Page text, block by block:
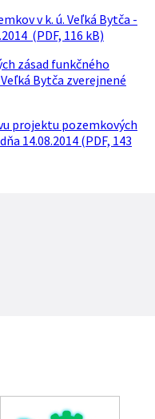
v k. ú. Veľká Bytča -
(PDF, 116 kB)
zásad funkčného
Bytča zverejnené
projektu pozemkových
14.08.2014 (PDF, 143